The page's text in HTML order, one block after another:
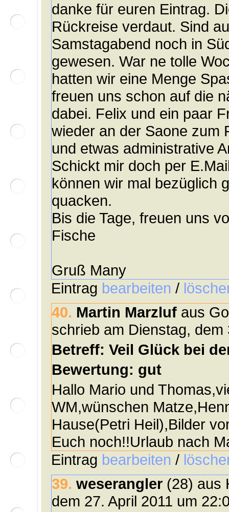
danke für euren Eintrag.
Rückreise verdaut. Sind
Samstagabend noch in
gewesen. War ne tolle
hatten wir eine Menge
freuen uns schon auf die
dabei. Felix und ein paar
wieder an der Saone zum
und etwas administrative
Schickt mir doch per
können wir mal bezüglich
quacken.
Bis die Tage, freuen uns
Fische
Gruß Many
Eintrag bearbeiten /
40. Martin Marzluf aus
schrieb am Dienstag,
Betreff: Veil Glück bei
Bewertung: gut
Hallo Mario und
WM,wünschen
Hause(Petri Heil),Bilder
Euch noch!!Urlaub nach
Eintrag bearbeiten /
39. weserangler (28) aus
dem 27. April 2011 um